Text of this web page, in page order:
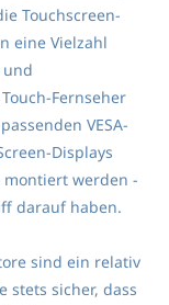
Touchscreen-
eine Vielzahl
Fernseher
VESA-
Displays
werden -
darauf haben.
sind ein relativ
stets sicher, dass